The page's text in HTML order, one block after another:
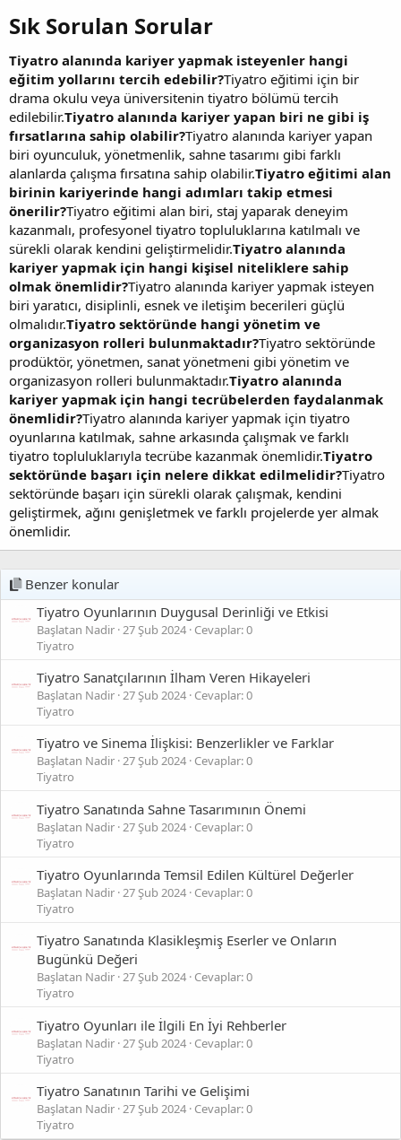
Sık Sorulan Sorular​
Tiyatro alanında kariyer yapmak isteyenler hangi
eğitim yollarını tercih edebilir?Tiyatro eğitimi için bir
drama okulu veya üniversitenin tiyatro bölümü tercih
edilebilir.Tiyatro alanında kariyer yapan biri ne gibi iş
fırsatlarına sahip olabilir?Tiyatro alanında kariyer yapan
biri oyunculuk, yönetmenlik, sahne tasarımı gibi farklı
alanlarda çalışma fırsatına sahip olabilir.Tiyatro eğitimi alan
birinin kariyerinde hangi adımları takip etmesi
önerilir?Tiyatro eğitimi alan biri, staj yaparak deneyim
kazanmalı, profesyonel tiyatro topluluklarına katılmalı ve
sürekli olarak kendini geliştirmelidir.Tiyatro alanında
kariyer yapmak için hangi kişisel niteliklere sahip
olmak önemlidir?Tiyatro alanında kariyer yapmak isteyen
biri yaratıcı, disiplinli, esnek ve iletişim becerileri güçlü
olmalıdır.Tiyatro sektöründe hangi yönetim ve
organizasyon rolleri bulunmaktadır?Tiyatro sektöründe
prodüktör, yönetmen, sanat yönetmeni gibi yönetim ve
organizasyon rolleri bulunmaktadır.Tiyatro alanında
kariyer yapmak için hangi tecrübelerden faydalanmak
önemlidir?Tiyatro alanında kariyer yapmak için tiyatro
oyunlarına katılmak, sahne arkasında çalışmak ve farklı
tiyatro topluluklarıyla tecrübe kazanmak önemlidir.Tiyatro
sektöründe başarı için nelere dikkat edilmelidir?Tiyatro
sektöründe başarı için sürekli olarak çalışmak, kendini
geliştirmek, ağını genişletmek ve farklı projelerde yer almak
önemlidir.
Benzer konular
Tiyatro Oyunlarının Duygusal Derinliği ve Etkisi
Başlatan Nadir 27 Şub 2024 Cevaplar: 0
Tiyatro
Tiyatro Sanatçılarının İlham Veren Hikayeleri
Başlatan Nadir 27 Şub 2024 Cevaplar: 0
Tiyatro
Tiyatro ve Sinema İlişkisi: Benzerlikler ve Farklar
Başlatan Nadir 27 Şub 2024 Cevaplar: 0
Tiyatro
Tiyatro Sanatında Sahne Tasarımının Önemi
Başlatan Nadir 27 Şub 2024 Cevaplar: 0
Tiyatro
Tiyatro Oyunlarında Temsil Edilen Kültürel Değerler
Başlatan Nadir 27 Şub 2024 Cevaplar: 0
Tiyatro
Tiyatro Sanatında Klasikleşmiş Eserler ve Onların
Bugünkü Değeri
Başlatan Nadir 27 Şub 2024 Cevaplar: 0
Tiyatro
Tiyatro Oyunları ile İlgili En İyi Rehberler
Başlatan Nadir 27 Şub 2024 Cevaplar: 0
Tiyatro
Tiyatro Sanatının Tarihi ve Gelişimi
Başlatan Nadir 27 Şub 2024 Cevaplar: 0
Tiyatro